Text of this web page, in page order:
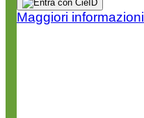
Maggiori informazioni